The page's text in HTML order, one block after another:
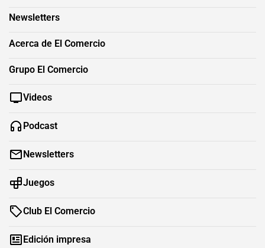
Newsletters
Acerca de El Comercio
Grupo El Comercio
Videos
Podcast
Newsletters
Juegos
Club El Comercio
Edición impresa